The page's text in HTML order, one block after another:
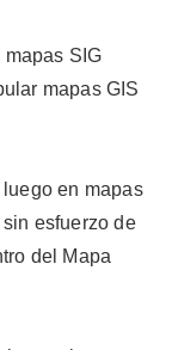
SIG
mapas GIS
en mapas
esfuerzo de
del Mapa